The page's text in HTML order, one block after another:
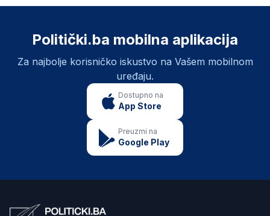
Politički.ba mobilna aplikacija
Za najbolje korisničko iskustvo na Vašem mobilnom
uređaju.
Dostupno na
App Store
Preuzmi na
Google Play